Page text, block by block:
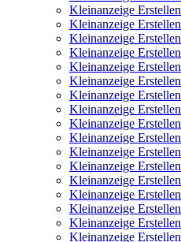
Kleinanzeige Erstellen
Kleinanzeige Erstellen
Kleinanzeige Erstellen
Kleinanzeige Erstellen
Kleinanzeige Erstellen
Kleinanzeige Erstellen
Kleinanzeige Erstellen
Kleinanzeige Erstellen
Kleinanzeige Erstellen
Kleinanzeige Erstellen
Kleinanzeige Erstellen
Kleinanzeige Erstellen
Kleinanzeige Erstellen
Kleinanzeige Erstellen
Kleinanzeige Erstellen
Kleinanzeige Erstellen
Kleinanzeige Erstellen